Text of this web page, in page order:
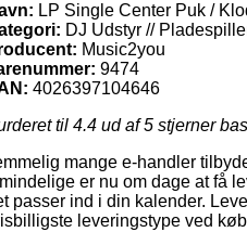
LP Single Center Puk /
DJ Udstyr //
Music2you
9474
4026397104646
til 4.4 ud af 5 stjerner
mange e-handler
er nu om dage at få
passer ind i din kalender.
leveringstype ved